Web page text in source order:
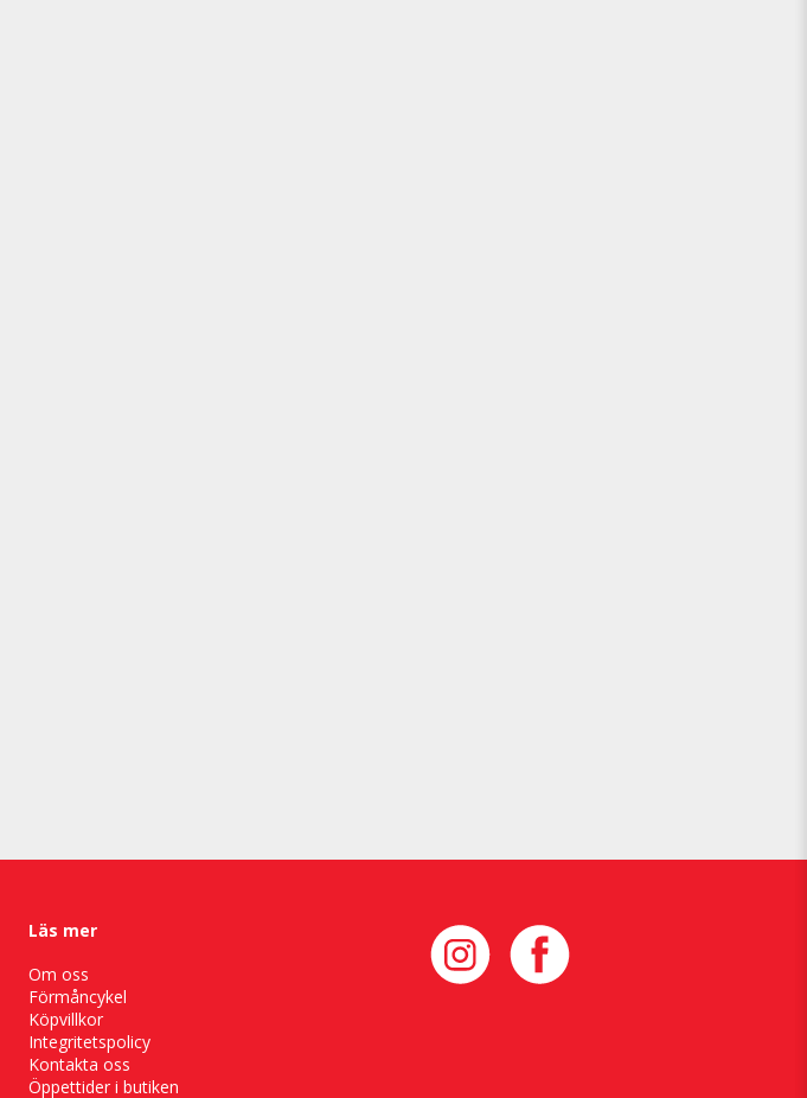
Läs mer
Om oss
Förmåncykel
Köpvillkor
Integritetspolicy
Kontakta oss
Öppettider i butiken